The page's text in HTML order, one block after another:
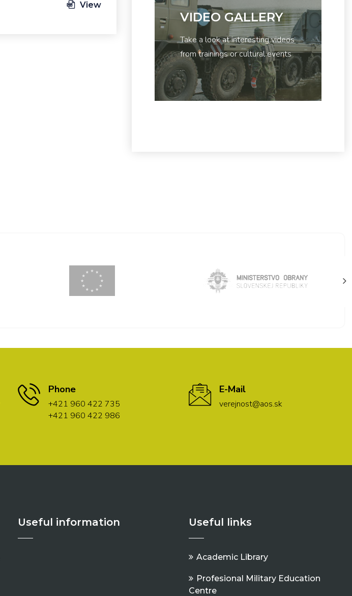
View
VIDEO GALLERY
Take a look at interesting videos
from trainings or cultural events
...
Phone
+421 960 422 735
+421 960 422 986
E-Mail
verejnost@aos.sk
Useful information Useful links
Academic Library
Profesional Military Education
Centre